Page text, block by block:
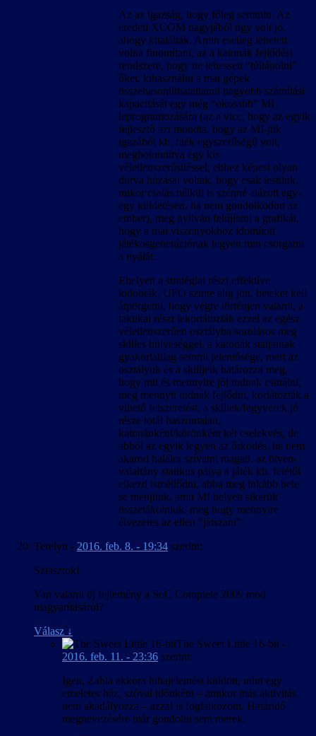
Az az igazság, hogy főleg semmin. Az
eredeti XCOM nagyjából úgy volt jó,
ahogy kitalálták. Amin esetleg lehetett
volna finomítani, az a katonák fejlődési
rendszere, hogy ne lehessen “túltápolni”
őket, kihasználni a mai gépek
összehasonlíthatatlanul nagyobb számítási
kapacitását egy még “okosabb” MI
leprogramozására (az a vicc, hogy az egyik
fejlesztő azt mondta, hogy az MI-jük
igazából kb. faék egyszerűségű volt,
megbolondítva egy kis
véletlenszerűsítéssel, ehhez képest olyan
durva húzásai voltak, hogy csak lestünk,
mikor csalás nélkül is szénné alázott egy-
egy küldetésen, ha nem gondolkodott az
ember), meg nyilván felújítani a grafikát,
hogy a mai viszonyokhoz idomított
játékosgenerációnak legyen min csorgatni
a nyálát.
Ehelyett a stratégiai részt effektíve
kidobták, UFO szinte alig jön, heteket kell
átpörgetni, hogy végre történjen valami, a
taktikai részt lekorlátozták ezzel az egész
véletlenszerűen osztályba sorolásos meg
skilles hülyeséggel, a katonák statjainak
gyakorlatilag semmi jelentősége, mert az
osztályuk és a skilljeik határozza meg,
hogy mit és mennyire jól tudnak csinálni,
meg mennyit tudnak fejlődni, korlátozták a
vihető felszerelést, a skillek/fegyverek jó
része totál haszontalan,
katonánként/körönként két cselekvés, de
abból az egyik legyen az őrködés, ha nem
akarod halálra szívatni magad, az ötven-
valahány statikus pálya a játék kb. felétől
elkezd ismétlődni, abba meg inkább bele
se menjünk, amit MI helyett sikerült
összetákolniuk, meg hogy mennyire
élvezetes az ellen “játszani”.
Terelyn - 2016. feb. 8. - 19:34 szerint:
Sziasztok!
Van valami új fejlemény a SoC Complete 2009 mod
magyarításáról?
Válasz ↓
The Sweet Little 16-bit -
2016. feb. 11. - 23:36 szerint:
Igen, Zabla akkora hibajelentést küldött, mint egy
emeletes ház, szóval időnként – amikor más aktivitás
nem akadályozza – azzal is foglalkozom. Határidő
megnevezésére már gondolni sem merek.